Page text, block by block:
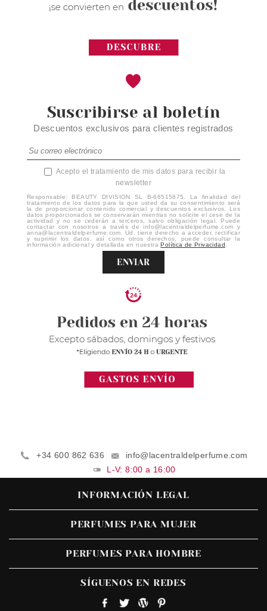
Suscribirse al boletín
Descuentos exclusivos para clientes registrados
Acepto el tratamiento de mis datos para recibir la
newsletter
Responsable: BEAUTY DIVISION SL B-66515875. La finalidad del
tratamiento de los datos para la que usted da su consentimiento será
la de proporcionar contenido comercial y descuentos exclusivos. Los
datos proporcionados se conservarán mientras no solicite el cese de la
actividad y no se cederán a terceros, salvo obligación legal. Puede
contactar con nosotros a través de info@lacentraldelperfume.com y
anna@lacentraldelperfume.com. Ud. tiene derecho a acceder, rectificar
y suprimir los datos, así como otros derechos, puede consultar la
información adicional y detallada en nuestraPolítica de Privacidad
ENVIAR
+34 600 862 636
info@lacentraldelperfume.com
L-V: 8:00 a 16:00
INFORMACIÓN LEGAL
PERFUMES PARA MUJER
PERFUMES PARA HOMBRE
SÍGUENOS EN REDES